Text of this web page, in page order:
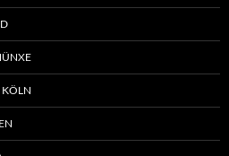
KÖLN